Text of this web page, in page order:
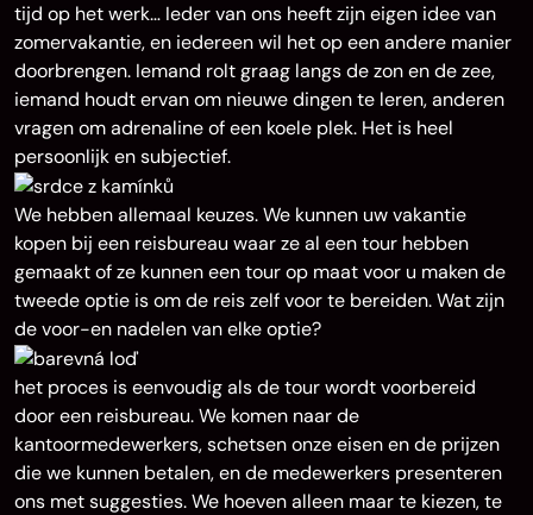
tijd op het werk… Ieder van ons heeft zijn eigen idee van
zomervakantie, en iedereen wil het op een andere manier
doorbrengen. Iemand rolt graag langs de zon en de zee,
iemand houdt ervan om nieuwe dingen te leren, anderen
vragen om adrenaline of een koele plek. Het is heel
persoonlijk en subjectief.
We hebben allemaal keuzes. We kunnen uw vakantie
kopen bij een reisbureau waar ze al een tour hebben
gemaakt of ze kunnen een tour op maat voor u maken de
tweede optie is om de reis zelf voor te bereiden. Wat zijn
de voor-en nadelen van elke optie?
het proces is eenvoudig als de tour wordt voorbereid
door een reisbureau. We komen naar de
kantoormedewerkers, schetsen onze eisen en de prijzen
die we kunnen betalen, en de medewerkers presenteren
ons met suggesties. We hoeven alleen maar te kiezen, te